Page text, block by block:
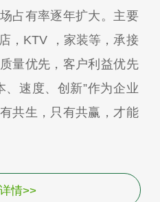
占有率逐年扩大。主要
，KTV ，家装等，承接
量优先，客户利益优先
、速度、创新”作为企业
共生，只有共赢，才能
情>>